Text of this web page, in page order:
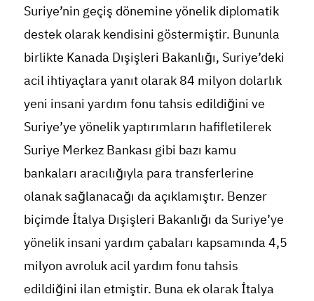
Suriye’nin geçiş dönemine yönelik diplomatik
destek olarak kendisini göstermiştir. Bununla
birlikte Kanada Dışişleri Bakanlığı, Suriye’deki
acil ihtiyaçlara yanıt olarak 84 milyon dolarlık
yeni insani yardım fonu tahsis edildiğini ve
Suriye’ye yönelik yaptırımların hafifletilerek
Suriye Merkez Bankası gibi bazı kamu
bankaları aracılığıyla para transferlerine
olanak sağlanacağı da açıklamıştır. Benzer
biçimde İtalya Dışişleri Bakanlığı da Suriye’ye
yönelik insani yardım çabaları kapsamında 4,5
milyon avroluk acil yardım fonu tahsis
edildiğini ilan etmiştir. Buna ek olarak İtalya